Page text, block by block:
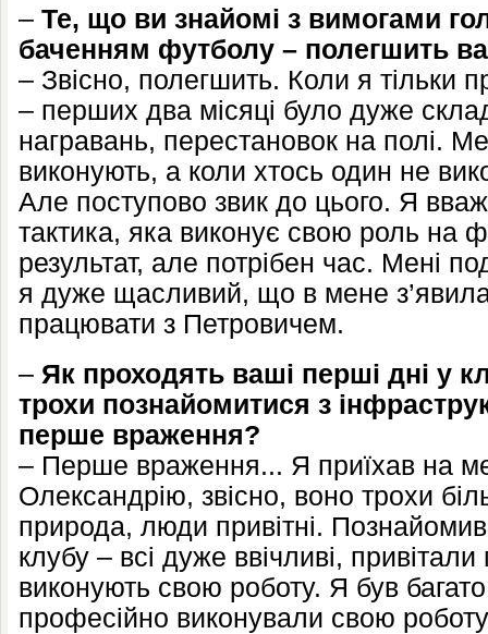
– Те, що ви знайомі з вимогами
баченням футболу – полегшить
– Звісно, полегшить. Коли я тільки
– перших два місяці було дуже
награвань, перестановок на полі.
виконують, а коли хтось один не
Але поступово звик до цього. Я
тактика, яка виконує свою роль на
результат, але потрібен час. Мені
я дуже щасливий, що в мене
працювати з Петровичем.
– Як проходять ваші перші дні у
трохи познайомитися з
перше враження?
– Перше враження... Я приїхав на
Олександрію, звісно, воно трохи
природа, люди привітні.
клубу – всі дуже ввічливі,
виконують свою роботу. Я був
професійно виконували свою